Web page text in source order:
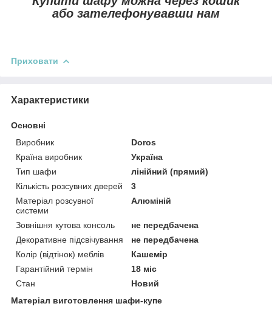
або зателефонувавши нам
Приховати
Характеристики
Основні
Виробник
Doros
Країна виробник
Україна
Тип шафи
лінійний (прямий)
Кількість розсувних дверей
3
Матеріал розсувної
системи
Алюміній
Зовнішня кутова консоль
не передбачена
Декоративне підсвічування
не передбачена
Колір (відтінок) меблів
Кашемір
Гарантійний термін
18 міс
Стан
Новий
Матеріал виготовлення шафи-купе